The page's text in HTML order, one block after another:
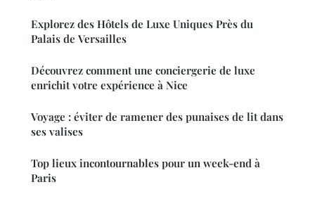
Explorez des Hôtels de Luxe Uniques Près du
Palais de Versailles
Découvrez comment une conciergerie de luxe
enrichit votre expérience à Nice
Voyage : éviter de ramener des punaises de lit dans
ses valises
Top lieux incontournables pour un week-end à
Paris